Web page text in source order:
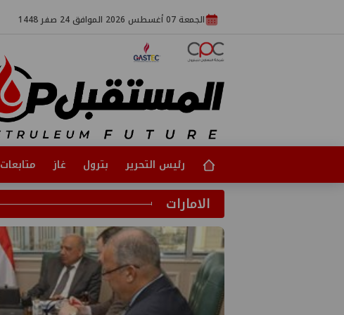
الجمعة 07 أغسطس 2026 الموافق 24 صفر 1448
رئيس التحرير بترول غاز متابعات
الامارات